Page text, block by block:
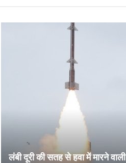
लंबी दूरी की सतह से हवा में मारने वाली